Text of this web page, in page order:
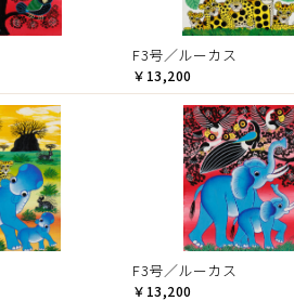
F3号／ルーカス
￥13,200
F3号／ルーカス
￥13,200